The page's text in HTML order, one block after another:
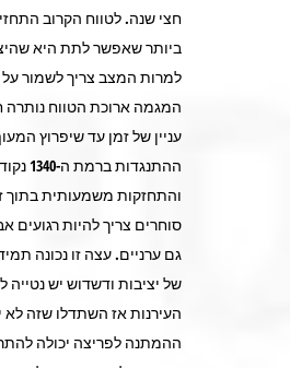
חצי שנה. לטווח הקרוב
ביותר שאפשר לתת היא
למרות המצב צריך לשמור על
המגמה ארוכת הטווח נותרה
עניין של זמן עד שיפרוץ
והתחזקות משמעותית בתוך
סוחרים צריך להיות רגועים
גם ערניים. עצה זו נכונה
של יציבות ודשדוש יש
העירנות אז השתדלו שזה לא
ההמתנה לפריצה יכולה